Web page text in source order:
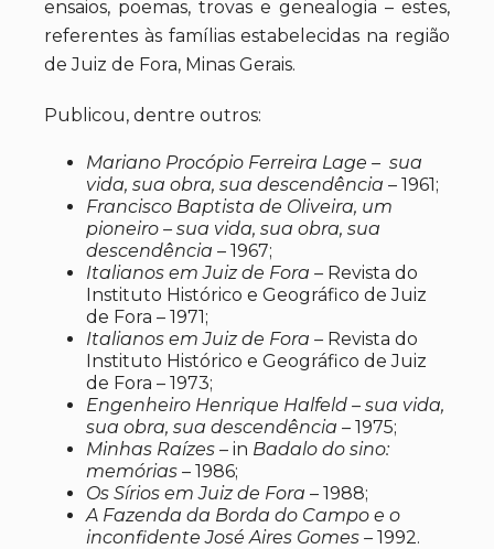
ensaios, poemas, trovas e genealogia – estes,
referentes às famílias estabelecidas na região
de Juiz de Fora, Minas Gerais.
Publicou, dentre outros:
Mariano Procópio Ferreira Lage – sua
vida, sua obra, sua descendência – 1961;
Francisco Baptista de Oliveira, um
pioneiro – sua vida, sua obra, sua
descendência – 1967;
Italianos em Juiz de Fora – Revista do
Instituto Histórico e Geográfico de Juiz
de Fora – 1971;
Italianos em Juiz de Fora – Revista do
Instituto Histórico e Geográfico de Juiz
de Fora – 1973;
Engenheiro Henrique Halfeld – sua vida,
sua obra, sua descendência – 1975;
Minhas Raízes– in Badalo do sino:
memórias– 1986;
Os Sírios em Juiz de Fora – 1988;
A Fazenda da Borda do Campo e o
inconfidente José Aires Gomes – 1992.